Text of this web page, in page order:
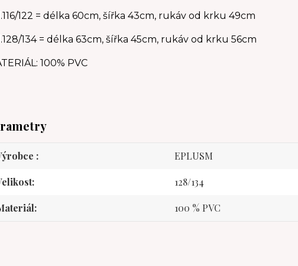
122 = délka 60cm, šířka 43cm, rukáv od krku 49cm
134 = délka 63cm, šířka 45cm, rukáv od krku 56cm
100% PVC
EPLUSM
128/134
100 % PVC